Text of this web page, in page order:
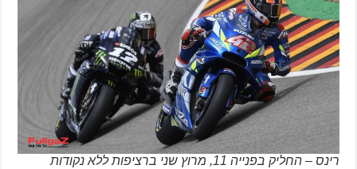
רינס – החליק בפנייה 11, מרוץ שני ברציפות ללא נקודות